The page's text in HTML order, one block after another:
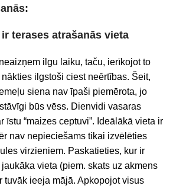
terases atrašanās vieta
ilgu laiku, taču, ierīkojot to
ilgstoši ciest neērtības. Šeit,
siena nav īpaši piemērota, jo
būs vēss. Dienvidi vasaras
īstu “maizes ceptuvi”. Ideālākā vieta ir
nav nepieciešams tikai izvēlēties
virzieniem. Paskatieties, kur ir
vieta (piem. skats uz akmens
tuvāk ieeja mājā. Apkopojot visus